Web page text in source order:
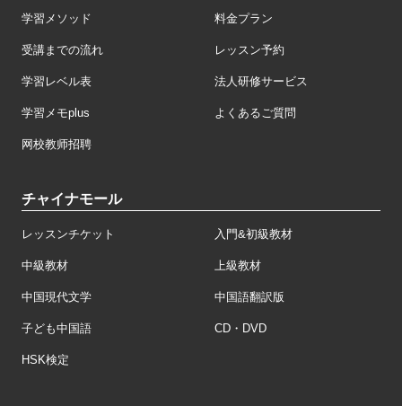
学習メソッド 料金プラン
受講までの流れ レッスン予約
学習レベル表 法人研修サービス
学習メモplus よくあるご質問
网校教师招聘
チャイナモール
レッスンチケット 入門&初級教材
中級教材 上級教材
中国現代文学 中国語翻訳版
子ども中国語 CD・DVD
HSK検定